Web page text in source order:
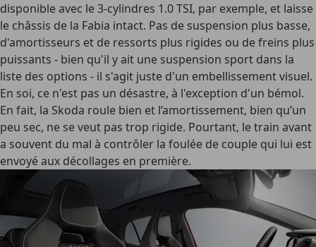
disponible avec le 3-cylindres 1.0 TSI, par exemple, et laisse
le châssis de la Fabia intact. Pas de suspension plus basse,
d'amortisseurs et de ressorts plus rigides ou de freins plus
puissants - bien qu'il y ait une suspension sport dans la
liste des options - il s'agit juste d'un embellissement visuel.
En soi, ce n'est pas un désastre, à l'exception d'un bémol.
En fait, la Skoda roule bien et l’amortissement, bien qu’un
peu sec, ne se veut pas trop rigide. Pourtant, le train avant
a souvent du mal à contrôler la foulée de couple qui lui est
envoyé aux décollages en première.